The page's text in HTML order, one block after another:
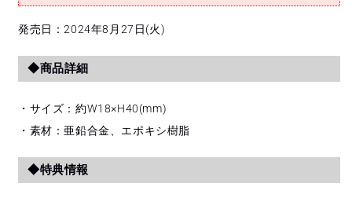
す
す
発売日：2024年8月27日(火)
◆商品詳細
・サイズ：約W18×H40(mm)
・素材：亜鉛合金、エポキシ樹脂
◆特典情報